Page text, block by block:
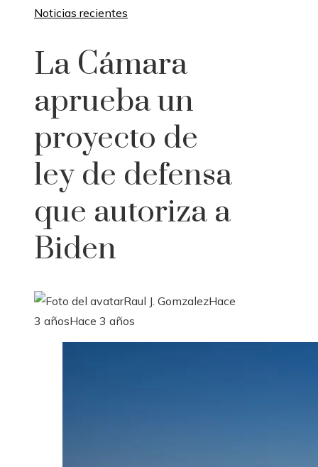
Noticias recientes
La Cámara
aprueba un
proyecto de
ley de defensa
que autoriza a
Biden
Raul J. GomzalezHace
3 añosHace 3 años